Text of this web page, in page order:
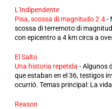
L'Indipendente
Pisa, scossa di magnitudo 2.4-
scossa di terremoto di
con epicentro a 4 km circa a
El Salto
Una historia repetida -Algunos
que estaban en el 36, testigos
ocurrió. Temas principal: La
Reason